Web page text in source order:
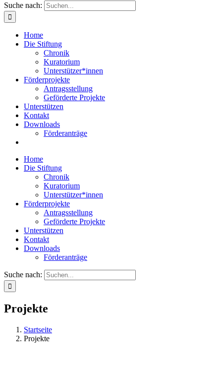
Suche nach:
Home
Die Stiftung
Chronik
Kuratorium
Unterstützer*innen
Förderprojekte
Antragsstellung
Geförderte Projekte
Unterstützen
Kontakt
Downloads
Förderanträge
Home
Die Stiftung
Chronik
Kuratorium
Unterstützer*innen
Förderprojekte
Antragsstellung
Geförderte Projekte
Unterstützen
Kontakt
Downloads
Förderanträge
Suche nach:
Projekte
Startseite
Projekte